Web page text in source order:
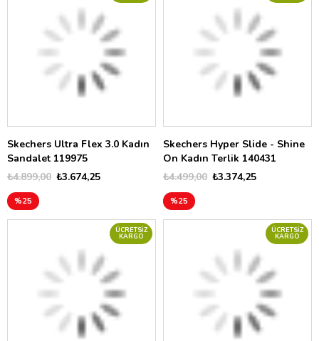
Skechers Ultra Flex 3.0 Kadın
Sandalet 119975
₺3.674,25
₺4.899,00
%25
Skechers Hyper Slide - Shine
On Kadın Terlik 140431
₺3.374,25
₺4.499,00
%25
ÜCRETSIZ
KARGO
ÜCRETSIZ
KARGO